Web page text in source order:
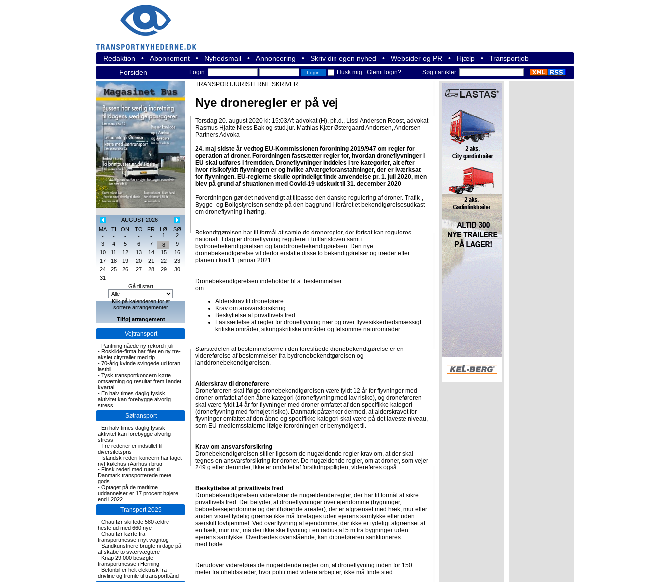
Redaktion • Abonnement • Nyhedsmail • Annoncering • Skriv din egen nyhed • Websider og PR • Hjælp • Transportjob
Forsiden
Login Husk mig Glemt login? Søg i artikler
AUGUST 2026
MA
TI ON TO FR LØ
SØ
-
- - - - 1
2
3
4 5 6 7 8
9
10
11 12 13 14 15
16
17
18 19 20 21 22
23
24
25 26 27 28 29
30
31
- - - - -
-
Gå til start
Klik på kalenderen for at
sortere arrangementer
Tilføj arrangement
Vejtransport
- Pantning nåede ny rekord i juli
- Roskilde-firma har fået en ny tre-
akslet citytrailer med tip
- 70-årig kvinde svingede ud foran
lastbil
- Tysk transportkoncern kørte
omsætning og resultat frem i andet
kvartal
- En halv times daglig fysisk
aktivitet kan forebygge alvorlig
stress
Søtransport
- En halv times daglig fysisk
aktivitet kan forebygge alvorlig
stress
- Tre rederier er indstillet til
diversitetspris
- Islandsk rederi-koncern har taget
nyt kølehus i Aarhus i brug
- Finsk rederi med ruter til
Danmark transporterede mere
gods
- Optaget på de maritime
uddannelser er 17 procent højere
end i 2022
Transport 2025
- Chauffør skiftede 580 ældre
heste ud med 660 nye
- Chauffør kørte fra
transportmesse i nyt vogntog
- Sandkunstnere brugte ni dage på
at skabe to sværvægtere
- Knap 29.000 besøgte
transportmesse i Herning
- Betonbil er helt elektrisk fra
drivline og tromle til transportbånd
TRANSPORTJURISTERNE SKRIVER:
Nye droneregler er på vej
Torsdag 20. august 2020 kl: 15:03Af: advokat (H), ph.d., Lissi Andersen Roost, advokat
Rasmus Hjalte Niess Bak og stud.jur. Mathias Kjær Østergaard Andersen, Andersen
Partners Advoka
24. maj sidste år vedtog EU-Kommissionen forordning 2019/947 om regler for
operation af droner. Forordningen fastsætter regler for, hvordan droneflyvninger i
EU skal udføres i fremtiden. Droneflyvninger inddeles i tre kategorier, alt efter
hvor risikofyldt flyvningen er og hvilke afværgeforanstaltninger, der er iværksat
for flyvningen. EU-reglerne skulle oprindeligt finde anvendelse pr. 1. juli 2020, men
blev på grund af situationen med Covid-19 udskudt til 31. december 2020
Forordningen gør det nødvendigt at tilpasse den danske regulering af droner. Trafik-,
Bygge- og Boligstyrelsen sendte på den baggrund i foråret et bekendtgørelsesudkast
om droneflyvning i høring.
Bekendtgørelsen har til formål at samle de droneregler, der fortsat kan reguleres
nationalt. I dag er droneflyvning reguleret i luftfartsloven samt i
bydronebekendtgørelsen og landdronebekendtgørelsen. Den nye
dronebekendtgørelse vil derfor erstatte disse to bekendtgørelser og træder efter
planen i kraft 1. januar 2021.
Dronebekendtgørelsen indeholder bl.a. bestemmelser
om:
Alderskrav til droneførere
Krav om ansvarsforsikring
Beskyttelse af privatlivets fred
Fastsættelse af regler for droneflyvning nær og over flyvesikkerhedsmæssigt
kritiske områder, sikringskritiske områder og følsomme naturområder
Størstedelen af bestemmelserne i den foreslåede dronebekendtgørelse er en
videreførelse af bestemmelser fra bydronebekendtgørelsen og
landdronebekendtgørelsen.
Alderskrav til droneførere
Droneføreren skal ifølge dronebekendtgørelsen være fyldt 12 år for flyvninger med
droner omfattet af den åbne kategori (droneflyvning med lav risiko), og droneføreren
skal være fyldt 14 år for flyvninger med droner omfattet af den specifikke kategori
(droneflyvning med forhøjet risiko). Danmark påtænker dermed, at alderskravet for
flyvninger omfattet af den åbne og specifikke kategori skal være på det laveste niveau,
som EU-medlemsstaterne ifølge forordningen er bemyndiget til.
Krav om ansvarsforsikring
Dronebekendtgørelsen stiller ligesom de nugældende regler krav om, at der skal
tegnes en ansvarsforsikring for droner. De nugældende regler, om at droner, som vejer
249 g eller derunder, ikke er omfattet af forsikringspligten, videreføres også.
Beskyttelse af privatlivets fred
Dronebekendtgørelsen viderefører de nugældende regler, der har til formål at sikre
privatlivets fred. Det betyder, at droneflyvninger over ejendomme (bygninger,
beboelsesejendomme og dertilhørende arealer), der er afgrænset med hæk, mur eller
anden visuel tydelig grænse ikke må foretages uden ejerens samtykke eller uden
særskilt lovhjemmel. Ved overflyvning af ejendomme, der ikke er tydeligt afgrænset af
en hæk, mur mv., må der ikke ske flyvning i en radius af 5 m fra bygninger uden
ejerens samtykke. Overtrædes ovenstående, kan droneføreren sanktioneres
med bøde.
Derudover videreføres de nugældende regler om, at droneflyvning inden for 150
meter fra uheldssteder, hvor politi med videre arbejder, ikke må finde sted.